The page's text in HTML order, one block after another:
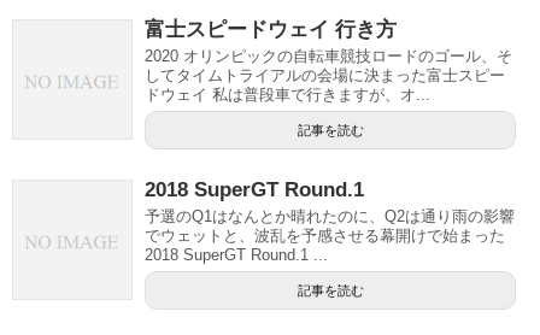
富士スピードウェイ 行き方
2020 オリンピックの自転車競技ロードのゴール、そ
してタイムトライアルの会場に決まった富士スピー
ドウェイ 私は普段車で行きますが、オ...
記事を読む
2018 SuperGT Round.1
予選のQ1はなんとか晴れたのに、Q2は通り雨の影響
でウェットと、波乱を予感させる幕開けで始まった
2018 SuperGT Round.1 ...
記事を読む